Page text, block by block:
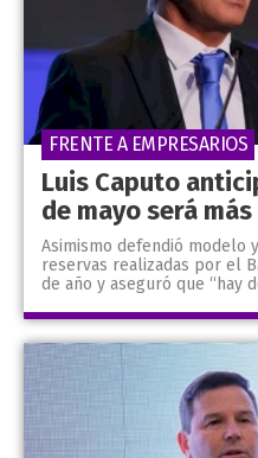
Luis Caputo
de mayo será
Asimismo defendió modelo
reservas realizadas por el
de año y aseguró que “hay
FRENTE A EMPRESARIOS